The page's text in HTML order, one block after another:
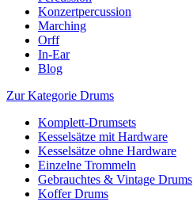
Konzertpercussion
Marching
Orff
In-Ear
Blog
Zur Kategorie Drums
Komplett-Drumsets
Kesselsätze mit Hardware
Kesselsätze ohne Hardware
Einzelne Trommeln
Gebrauchtes & Vintage Drums
Koffer Drums